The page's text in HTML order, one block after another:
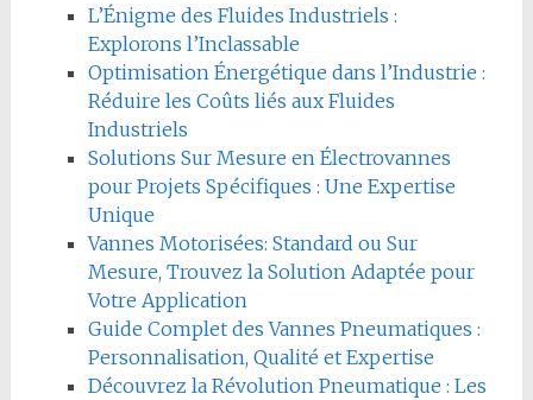
L’Énigme des Fluides Industriels :
Explorons l’Inclassable
Optimisation Énergétique dans l’Industrie :
Réduire les Coûts liés aux Fluides
Industriels
Solutions Sur Mesure en Électrovannes
pour Projets Spécifiques : Une Expertise
Unique
Vannes Motorisées: Standard ou Sur
Mesure, Trouvez la Solution Adaptée pour
Votre Application
Guide Complet des Vannes Pneumatiques :
Personnalisation, Qualité et Expertise
Découvrez la Révolution Pneumatique : Les